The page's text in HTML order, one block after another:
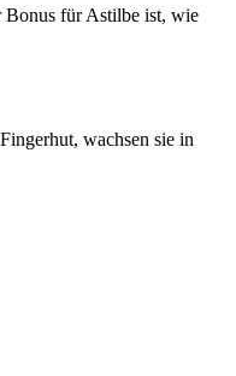
Bonus für Astilbe ist, wie
wachsen sie in